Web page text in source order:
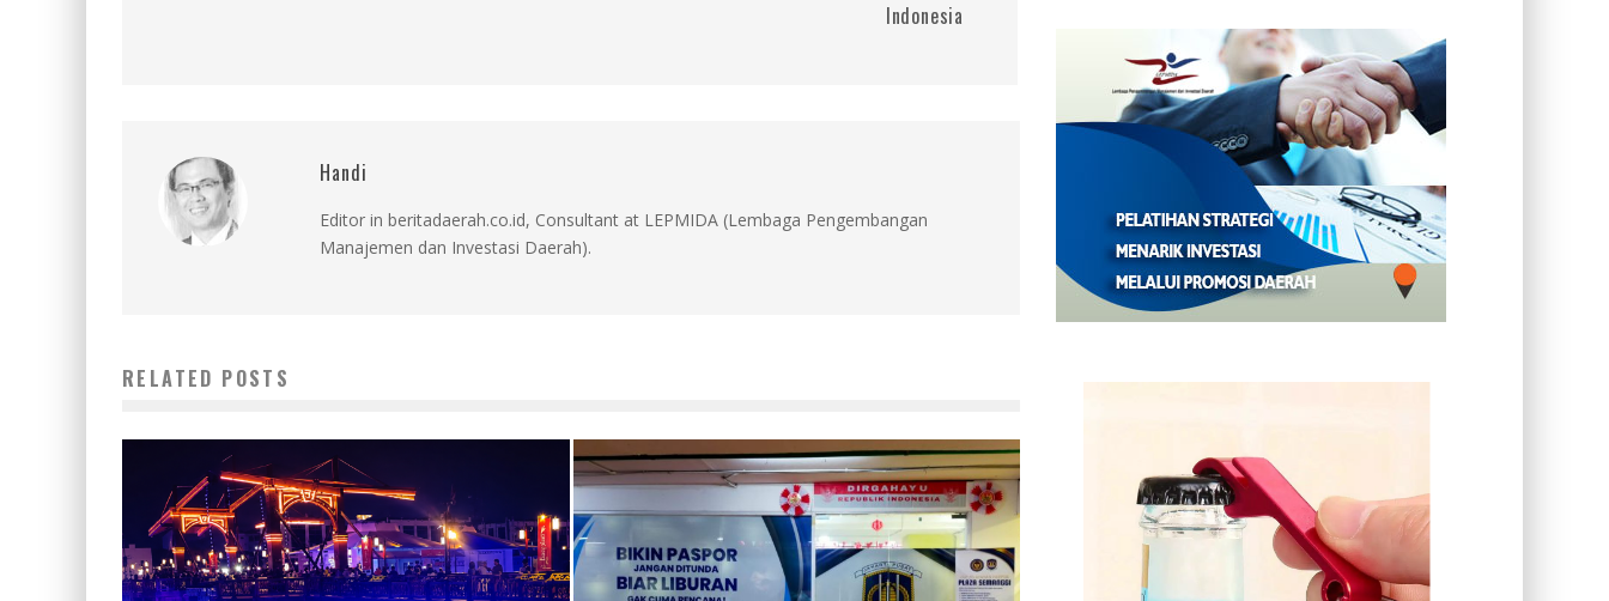
Indonesia
Handi
Editor in beritadaerah.co.id, Consultant at LEPMIDA (Lembaga Pengembangan
Manajemen dan Investasi Daerah).
RELATED POSTS